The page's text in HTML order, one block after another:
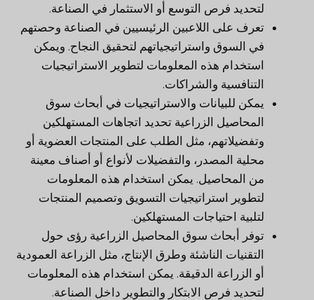
لتحديد فرص التوسع أو الاستثمار في الصناعة.
تعرف على اللاعبين الرئيسيين في الصناعة وحصتهم
في السوق واستراتيجياتهم لتحقيق النجاح. ويمكن
استخدام هذه المعلومات لتطوير الاستراتيجيات
التنافسية والشراكات.
يمكن للبيانات والاستراتيجيات في أبحاث سوق
المحاصيل الزراعية تحديد اتجاهات المستهلكين
وتفضيلاتهم، مثل الطلب على المنتجات العضوية أو
محلية المصدر، والتفضيلات لأنواع أو أصناف معينة
من المحاصيل. يمكن استخدام هذه المعلومات
لتطوير استراتيجيات التسويق وتصميم المنتجات
لتلبية احتياجات المستهلكين.
توفر أبحاث سوق المحاصيل الزراعية رؤى حول
التقنيات الناشئة وطرق الإنتاج، مثل الزراعة العمودية
أو الزراعة الدقيقة. يمكن استخدام هذه المعلومات
لتحديد فرص الابتكار والتطوير داخل الصناعة.